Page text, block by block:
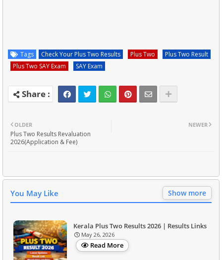
Tags Check Your Plus Two Results Plus Two
Plus Two Result
Plus Two SAY Exam
SAY Exam
NEWER
OLDER
Plus Two Results Revaluation
2026(Application & Fee)
You May Like Show more
Kerala Plus Two Results 2026 | Results Links
May 26, 2026
Read More